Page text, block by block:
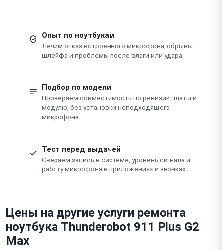
Опыт по ноутбукам
Лечим отказ встроенного микрофона, обрывы
шлейфа и проблемы после влаги или удара.
Подбор по модели
Проверяем совместимость по ревизии платы и
модулю, без установки неподходящего
микрофона.
Тест перед выдачей
Сверяем запись в системе, уровень сигнала и
работу микрофона в приложениях и звонках
Цены на другие услуги ремонта
ноутбука Thunderobot 911 Plus G2
Max